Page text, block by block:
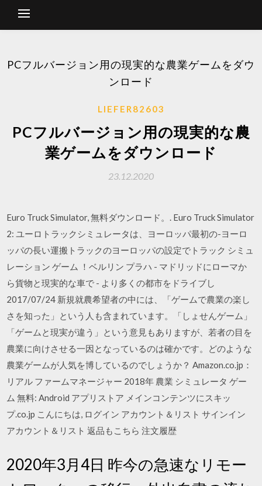
PCフルバージョン用の現実的な農業ゲームをダウ
ンロード
LIEFER82603
PCフルバージョン用の現実的な農
業ゲームをダウンロード
23.12.2020
Euro Truck Simulator, 無料ダウンロード。. Euro Truck Simulator
2: ユーロトラックシミュレータは、ヨーロッパ最初の-ヨーロ
ッパの長い運搬トラックのヨーロッパの設定でトラック シミュ
レーション ゲーム ！ベルリン プラハ - マドリッドにローマか
ら貨物と現実的な車で - より多くの都市をドライブし
2017/07/24 新規就農希望者の中には、「ゲームで農業の楽し
さを知った」という人も含まれています。「しょせんゲーム」
「ゲームと現実が違う」という意見もありますが、若者の目を
農業に向けさせる一因となっているのは確かです。どのような
農業ゲームが人気を博しているのでしょうか？ Amazon.co.jp：
リアル ファームマネージャー 2018年 農業 シミュレータ ゲー
ム 無料: Android アプリストア メインコンテンツにスキッ
プ.co.jp こんにちは, ログイン アカウント＆リスト サインイン
アカウント＆リスト 返品もこちら 注文履歴
2020年3月4日 昨今の急速なリモー